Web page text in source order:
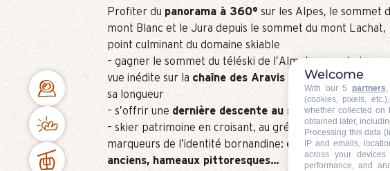
Profiter du panorama à 360° sur les Alpes, le sommet
mont Blanc et le Jura depuis le sommet du mont Lachat,
point culminant du domaine skiable
– gagner le sommet du téléski de l’Almet pour admirer
vue inédite sur la chaîne des Aravisse déployant dans
sa longueur
– s’offrir une dernière descente au soleil couchant
– skier patrimoine en croisant, au gré des pistes, tous les
marqueurs de l’identité bornandine: chapelles, chalets
anciens, hameaux pittoresques…
Welcome
With our 5 partners
(cookies, pixels,
whether collected on
obtained later,
Processing this data
IP and emails,
across your
performance, and